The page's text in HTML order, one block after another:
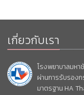
เกี่ยวกับเรา
โรงพยาบาลมหา
ผ่านการรับรอง
มาตรฐาน HA